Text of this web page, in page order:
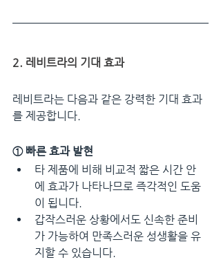
2. 레비트라의 기대 효과
레비트라는 다음과 같은 강력한 기대 효과
를 제공합니다.
① 빠른 효과 발현
타 제품에 비해 비교적 짧은 시간 안
에 효과가 나타나므로 즉각적인 도움
이 됩니다.
갑작스러운 상황에서도 신속한 준비
가 가능하여 만족스러운 성생활을 유
지할 수 있습니다.